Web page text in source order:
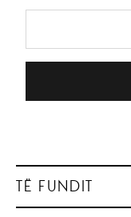
TË FUNDIT